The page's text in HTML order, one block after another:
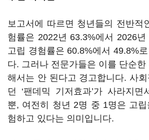
보고서에 따르면 청년들의 전반적
험률은 2022년 63.3%에서 2026년
고립 경험률은 60.8%에서 49.8%
다. 그러나 전문가들은 이를 단순한
해서는 안 된다고 경고합니다. 사
던 ‘팬데믹 기저효과’가 사라지
뿐, 여전히 청년 2명 중 1명은 고
험하고 있다는 의미입니다.